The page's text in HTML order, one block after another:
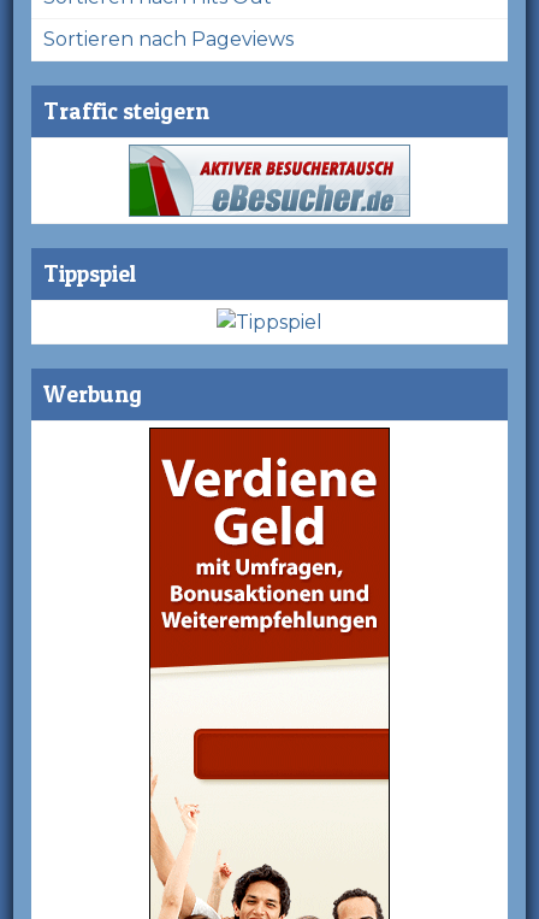
Sortieren nach Pageviews
Traffic steigern
Tippspiel
Werbung